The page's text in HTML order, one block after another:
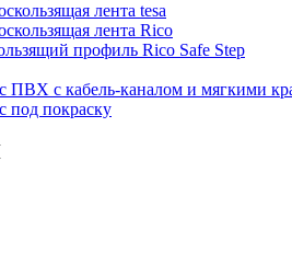
лента tesa
лента Rico
профиль Rico Safe Step
ПВХ с кабель-каналом и мягкими
под покраску